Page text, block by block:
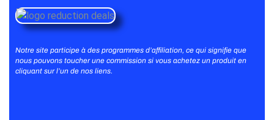
Notre site participe à des programmes d’affiliation, ce qui signifie que
nous pouvons toucher une commission si vous achetez un produit en
cliquant sur l’un de nos liens.